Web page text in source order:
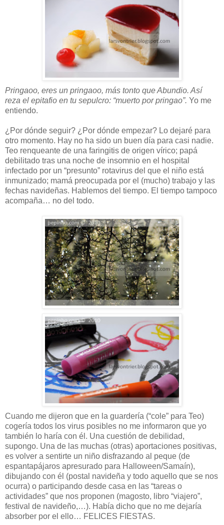
Pringaoo, eres un pringaoo, más tonto que Abundio. Así
reza el epitafio en tu sepulcro: “muerto por pringao”. Yo me
entiendo.
¿Por dónde seguir? ¿Por dónde empezar? Lo dejaré para
otro momento. Hay no ha sido un buen día para casi nadie.
Teo renqueante de una faringitis de origen vírico; papá
debilitado tras una noche de insomnio en el hospital
infectado por un “presunto” rotavirus del que el niño está
inmunizado; mamá preocupada por el (mucho) trabajo y las
fechas navideñas. Hablemos del tiempo. El tiempo tampoco
acompaña… no del todo.
Cuando me dijeron que en la guardería (“cole” para Teo)
cogería todos los virus posibles no me informaron que yo
también lo haría con él. Una cuestión de debilidad,
supongo. Una de las muchas (otras) aportaciones positivas,
es volver a sentirte un niño disfrazando al peque (de
espantapájaros apresurado para Halloween/Samaín),
dibujando con él (postal navideña y todo aquello que se nos
ocurra) o participando desde casa en las “tareas o
actividades” que nos proponen (magosto, libro “viajero”,
festival de navideño,…). Había dicho que no me dejaría
absorber por el ello… FELICES FIESTAS.